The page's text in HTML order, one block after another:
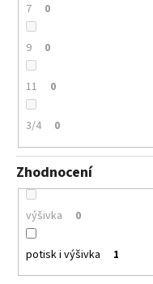
7 0
9 0
11 0
3/4 0
Zhodnocení
výšivka 0
potisk i výšivka 1